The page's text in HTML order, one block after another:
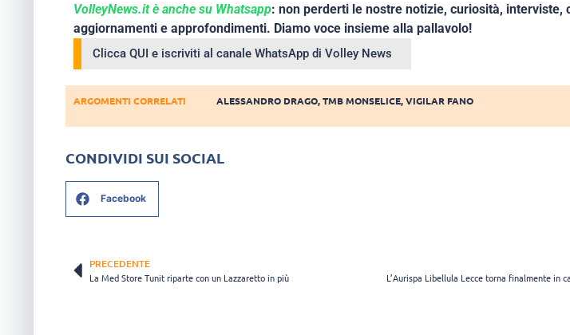
VolleyNews.it è anche su Whatsapp: non perderti le nostre notizie, curiosità, interviste,
aggiornamenti e approfondimenti. Diamo voce insieme alla pallavolo!
Clicca QUI e iscriviti al canale WhatsApp di Volley News
ARGOMENTI CORRELATI ALESSANDRO DRAGO,TMB MONSELICE,VIGILAR FANO
CONDIVIDI SUI SOCIAL
Facebook
PRECEDENTE
La Med Store Tunit riparte con un Lazzaretto in più L’Aurispa Libellula Lecce torna finalmente in